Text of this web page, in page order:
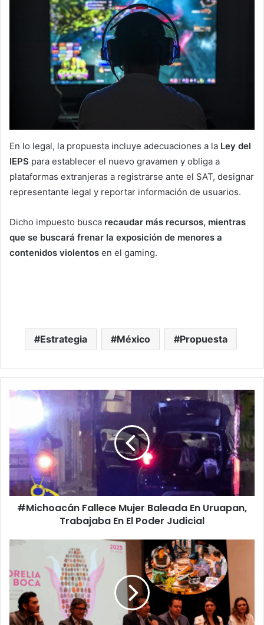
En lo legal, la propuesta incluye adecuaciones a la Ley del
IEPS para establecer el nuevo gravamen y obliga a
plataformas extranjeras a registrarse ante el SAT, designar
representante legal y reportar información de usuarios.
Dicho impuesto busca recaudar más recursos, mientras
que se buscará frenar la exposición de menores a
contenidos violentos en el gaming.
Estrategia México Propuesta
#Michoacán
Baleada
En
Uruapan,
Trabajaba
En
El
Poder
#Michoacán Fallece Mujer Baleada En Uruapan,
Trabajaba En El Poder Judicial
No
Un
Evento
Elitista,
Somos
Inclusivos: